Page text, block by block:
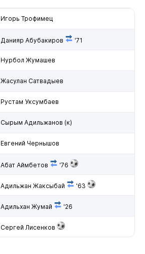
Игорь Трофимец
Данияр Абубакиров '71
Нурбол Жумашев
Жасулан Сатвадыев
Рустам Уксумбаев
Сырым Адильжанов (к)
Евгений Чернышов
Абат Аймбетов '76
Адильжан Жаксыбай '63
Адильхан Жумай '26
Сергей Лисенков